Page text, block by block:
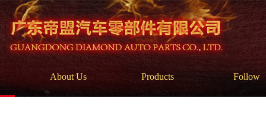
About Us Products Follow